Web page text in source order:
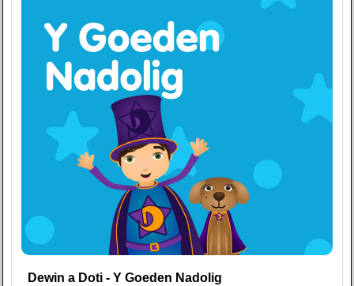
Dewin a Doti - Y Goeden Nadolig